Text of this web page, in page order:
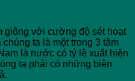
giông với cường độ sét hoạt
ta là một trong 3 tâm
là nước có tỷ lệ xuất hiện
ta phải có những biện